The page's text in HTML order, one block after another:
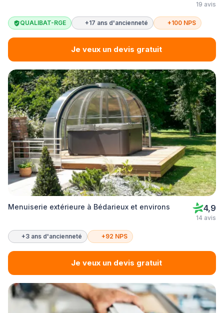
19 avis
QUALIBAT-RGE +17 ans d'ancienneté +100 NPS
Je veux un devis gratuit
Menuiserie extérieure à Bédarieux et environs 4,9
14 avis
+3 ans d'ancienneté +92 NPS
Je veux un devis gratuit